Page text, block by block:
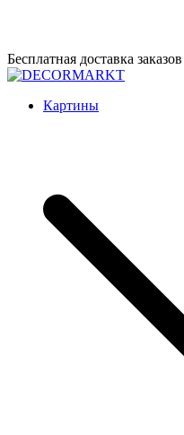
Перейти
к
Бесплатная доставка заказов
DECORMARKT
Картины для интерьера
Картины